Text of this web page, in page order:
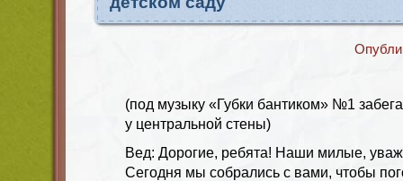
(под музыку «Губки бантиком» №1
у центральной стены)
Вед: Дорогие, ребята! Наши милые,
Сегодня мы собрались с вами, чтобы